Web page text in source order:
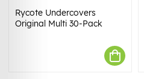
Rycote Undercovers
Original Multi 30-Pack